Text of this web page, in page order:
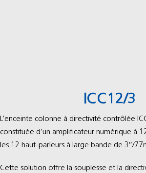
ICC12/3
L’enceinte colonne à directivité contrôlée
constituée d’un amplificateur numérique à
les 12 haut-parleurs à large bande de 3″/
Cette solution offre la souplesse et la